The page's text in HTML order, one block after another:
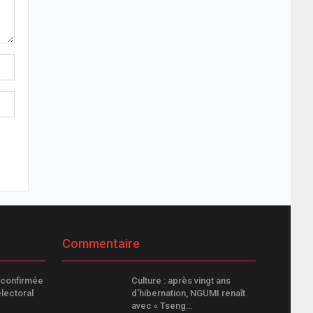
Commentaire
Culture : après vingt ans
d’hibernation, NGUMI renaît
avec « Tseng…